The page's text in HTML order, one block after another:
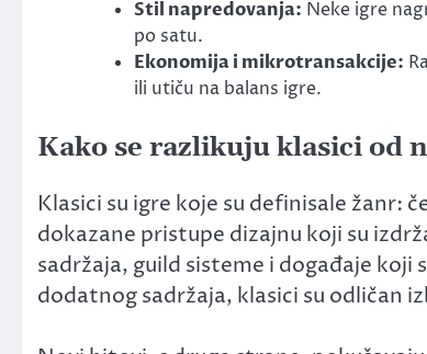
Stil napredovanja: Neke igre
po satu.
Ekonomija i mikrotransakcije:
ili utiču na balans igre.
Kako se razlikuju klasici od
Klasici su igre koje su definisale žanr:
dokazane pristupe dizajnu koji su
sadržaja, guild sisteme i događaje
dodatnog sadržaja, klasici su odličan